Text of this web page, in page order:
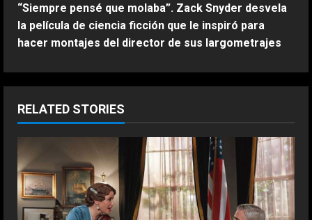
i
n
u
e
R
e
a
“Siempre pensé que molaba”. Zack Snyder desvela
la película de ciencia ficción que le inspiró para
hacer montajes del director de sus largometrajes
RELATED STORIES